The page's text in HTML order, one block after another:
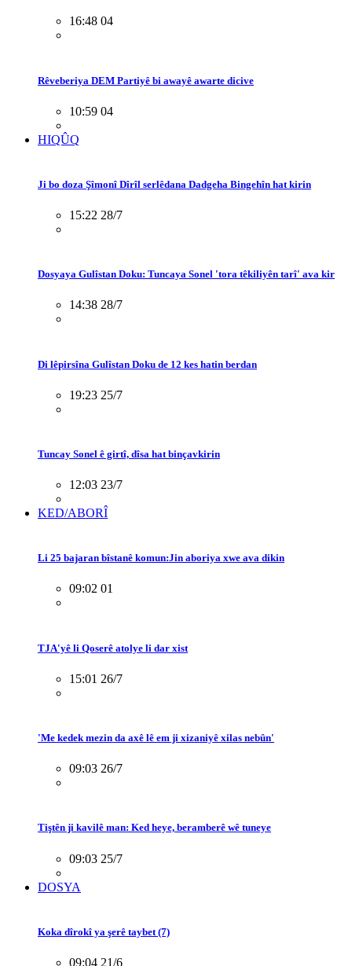
16:48 04
Rêveberiya DEM Partiyê bi awayê awarte dicive
10:59 04
HIQÛQ
Ji bo doza Şîmonî Dîrîl serlêdana Dadgeha Bingehîn hat kirin
15:22 28/7
Dosyaya Gulîstan Doku: Tuncaya Sonel 'tora têkiliyên tarî' ava kir
14:38 28/7
Di lêpirsîna Gulîstan Doku de 12 kes hatin berdan
19:23 25/7
Tuncay Sonel ê girtî, dîsa hat binçavkirin
12:03 23/7
KED/ABORÎ
Li 25 bajaran bîstanê komun:Jin aboriya xwe ava dikin
09:02 01
TJA'yê li Qoserê atolye li dar xist
15:01 26/7
'Me kedek mezin da axê lê em ji xizaniyê xilas nebûn'
09:03 26/7
Tiştên ji kavilê man: Ked heye, beramberê wê tuneye
09:03 25/7
DOSYA
Koka dîrokî ya şerê taybet (7)
09:04 21/6